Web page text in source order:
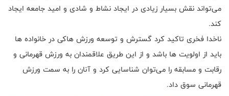
می‌تواند نقش بسیار زیادی در ایجاد نشاط و شادی و امید جامعه ایجاد
کند.
نا‌خدا فخر‌ی تا‌کید کرد گسترش و توسعه ورزش ها‌کی در خانواده ها
باید از اولویت ها باشد و از این طریق علاقمندان به ورزش قهرمانی و
رقابت و مسابقه را ‌می‌توان شناسایی کرد و آنان را به سمت ورزش
قهرمانی سوق داد.